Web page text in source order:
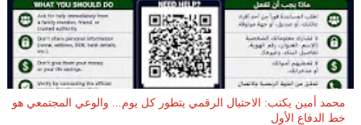
محمد أمين يكتب: الاحتيال الرقمي يتطور كل يوم... والوعي المجتمعي هو
خط الدفاع الأول